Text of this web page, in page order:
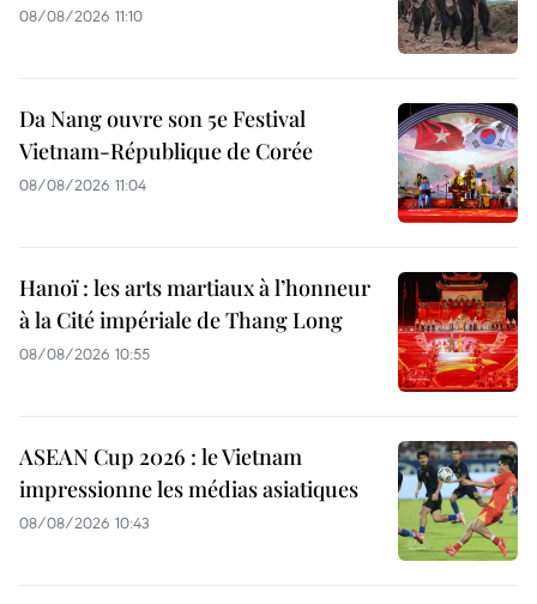
08/08/2026 11:10
Da Nang ouvre son 5e Festival
Vietnam-République de Corée
08/08/2026 11:04
Hanoï : les arts martiaux à l’honneur
à la Cité impériale de Thang Long
08/08/2026 10:55
ASEAN Cup 2026 : le Vietnam
impressionne les médias asiatiques
08/08/2026 10:43